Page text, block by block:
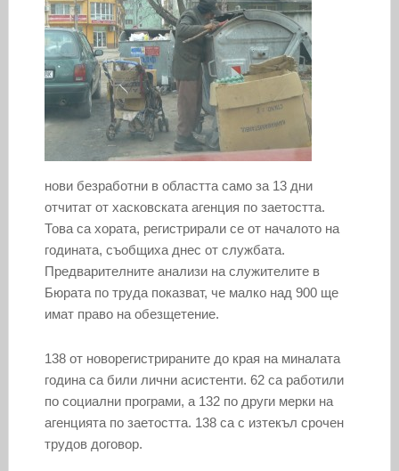
нови безработни в областта само за 13 дни
отчитат от хасковската агенция по заетостта.
Това са хората, регистрирали се от началото на
годината, съобщиха днес от службата.
Предварителните анализи на служителите в
Бюрата по труда показват, че малко над 900 ще
имат право на обезщетение.
138 от новорегистрираните до края на миналата
година са били лични асистенти. 62 са работили
по социални програми, а 132 по други мерки на
агенцията по заетостта. 138 са с изтекъл срочен
трудов договор.